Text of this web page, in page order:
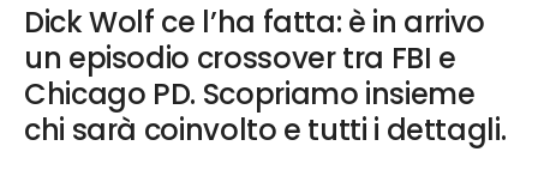
Dick Wolf ce l’ha fatta: è in arrivo
un episodio crossover tra FBI e
Chicago PD. Scopriamo insieme
chi sarà coinvolto e tutti i dettagli.